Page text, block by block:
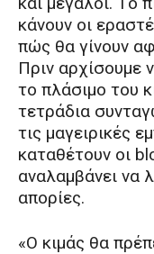
κάνουν οι
πώς θα γίνουν
Πριν αρχίσουμε
το πλάσιμο του
τετράδια
τις μαγειρικές
καταθέτουν οι
αναλαμβάνει να
απορίες.
«O κιμάς θα